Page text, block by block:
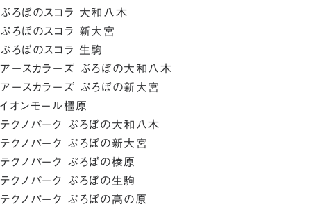
ぷろぼのスコラ 大和八木
ぷろぼのスコラ 新大宮
ぷろぼのスコラ 生駒
アースカラーズ ぷろぼの大和八木
アースカラーズ ぷろぼの新大宮
イオンモール橿原
テクノパーク ぷろぼの大和八木
テクノパーク ぷろぼの新大宮
テクノパーク ぷろぼの榛原
テクノパーク ぷろぼの生駒
テクノパーク ぷろぼの高の原